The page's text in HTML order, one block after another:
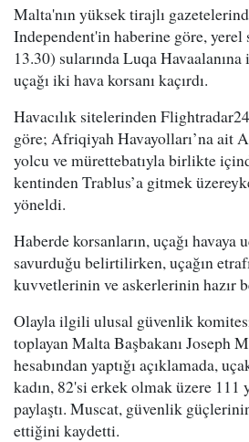
Malta'nın yüksek tirajlı
Independent'in haberine göre, yerel
13.30) sularında Luqa
uçağı iki hava korsanı kaçırdı.
Havacılık sitelerinden
göre; Afriqiyah Havayolları’na ait
yolcu ve mürettebatıyla birlikte
kentinden Trablus’a gitmek
yöneldi.
Haberde korsanların, uçağı havaya
savurduğu belirtilirken, uçağın
kuvvetlerinin ve askerlerinin hazır
Olayla ilgili ulusal güvenlik
toplayan Malta Başbakanı Joseph
hesabından yaptığı açıklamada,
kadın, 82'si erkek olmak üzere
paylaştı. Muscat, güvenlik
ettiğini kaydetti.